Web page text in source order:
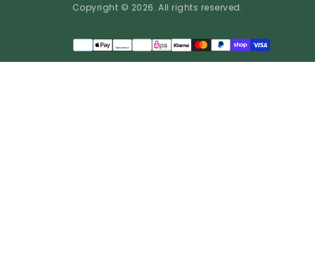
Copyright © 2026. All rights reserved.
Méthodes
de